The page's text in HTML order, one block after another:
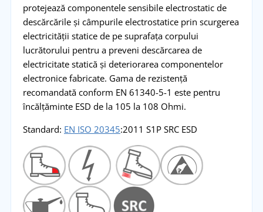
protejează componentele sensibile electrostatic de
descărcările și câmpurile electrostatice prin scurgerea
electricității statice de pe suprafața corpului
lucrătorului pentru a preveni descărcarea de
electricitate statică și deteriorarea componentelor
electronice fabricate. Gama de rezistență
recomandată conform EN 61340-5-1 este pentru
încălțăminte ESD de la 105 la 108 Ohmi.
Standard: EN ISO 20345:2011 S1P SRC ESD